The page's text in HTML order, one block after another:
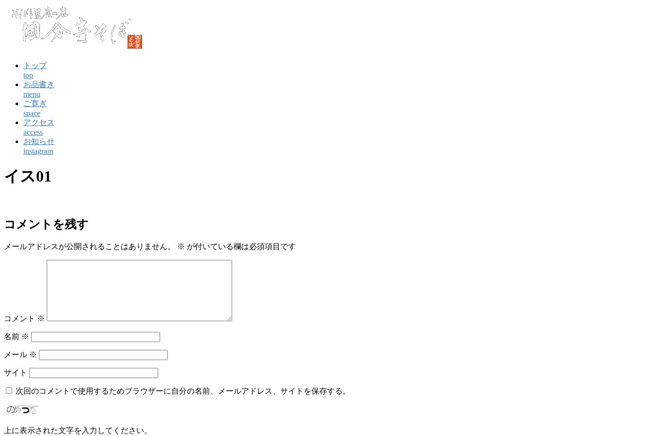
トップ
top
お品書き
menu
ご寛ぎ
space
アクセス
access
お知らせ
instagram
イス01
コメントを残す
メールアドレスが公開されることはありません。 ※ が付いている欄は必須項目です
コメント ※
名前 ※
メール ※
サイト
次回のコメントで使用するためブラウザーに自分の名前、メールアドレス、サイトを保存する。
上に表示された文字を入力してください。